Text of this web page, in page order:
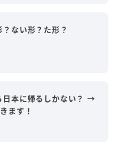
ない形？た形？
日本に帰るしかない？ →
ます！